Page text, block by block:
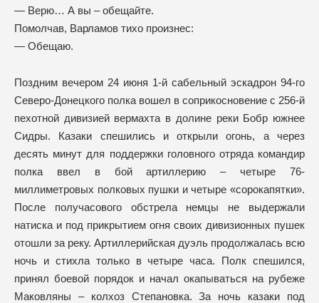
— Верю… А вы – обещайте.
Помолчав, Варламов тихо произнес:
— Обещаю.
Поздним вечером 24 июня 1-й сабельный эскадрон 94-го
Северо-Донецкого полка вошел в соприкосновение с 256-й
пехотной дивизией вермахта в долине реки Бобр южнее
Сидры. Казаки спешились и открыли огонь, а через
десять минут для поддержки головного отряда командир
полка ввел в бой артиллерию – четыре 76-
миллиметровых полковых пушки и четыре «сорокапятки».
После получасового обстрела немцы не выдержали
натиска и под прикрытием огня своих дивизионных пушек
отошли за реку. Артиллерийская дуэль продолжалась всю
ночь и стихла только в четыре часа. Полк спешился,
принял боевой порядок и начал окапываться на рубеже
Маковляны – колхоз Степановка. За ночь казаки под